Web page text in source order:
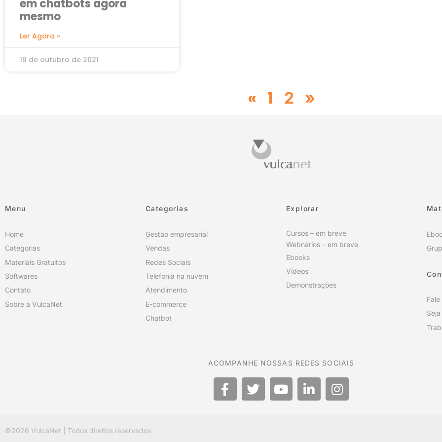
em chatbots agora
mesmo
Ler Agora »
19 de outubro de 2021
« 1 2 »
Menu
Home
Categorias
Materiais Gratuitos
Softwares
Contato
Sobre a VulcaNet
Categorias
Gestão empresarial
Vendas
Redes Sociais
Telefonia na nuvem
Atendimento
E-commerce
Chatbot
Explorar
Cursos – em breve
Webnários – em breve
Ebooks
Vídeos
Demonstrações
ACOMPANHE NOSSAS REDES SOCIAIS
©2026 VulcaNet | Todos direitos reservados